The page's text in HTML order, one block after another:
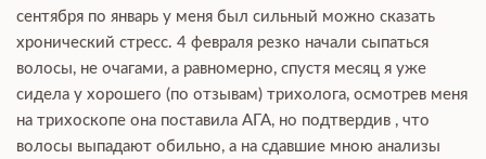
сентября по январь у меня был сильный можно сказать
хронический стресс. 4 февраля резко начали сыпаться
волосы, не очагами, а равномерно, спустя месяц я уже
сидела у хорошего (по отзывам) трихолога, осмотрев меня
на трихоскопе она поставила АГА, но подтвердив , что
волосы выпадают обильно, а на сдавшие мною анализы